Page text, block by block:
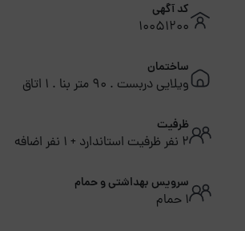
کد آگهی
10051200
ساختمان
ویلایی دربست . 90 متر بنا . 1 اتاق
ظرفیت
2 نفر ظرفیت استاندارد + 1 نفر اضافه
سرویس بهداشتی و حمام
1 حمام